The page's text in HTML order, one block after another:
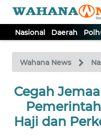
Nasional Daerah
Wahana News
Cegah
Haji dan
TV
Tutup
NASIONAL
DAERAH